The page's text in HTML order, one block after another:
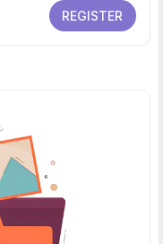
REGISTER